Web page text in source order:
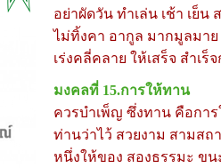
อย่าผัดวัน ทำเล่น เช้า เย็น
ไม่ทิ้งคา อากูล มากมูลมาย
เร่งคลี่คลาย ให้เสร็จ สำเร็
มงคลที่ 15.การให้ทาน
ควรบำเพ็ญ ซึ่งทาน คือการ
ท่านว่าไว้ สวยงาม สามสถ
หนึ่งให้ของ สองธรรมะ ขน